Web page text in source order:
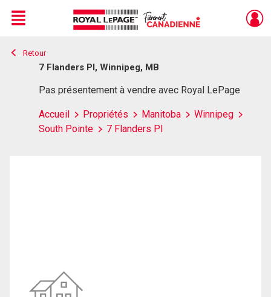
Live
En Direct
Menu
Retour
7 Flanders Pl, Winnipeg, MB
Pas présentement à vendre avec Royal LePage
Accueil Propriétés Manitoba
Winnipeg
South Pointe
7 Flanders Pl